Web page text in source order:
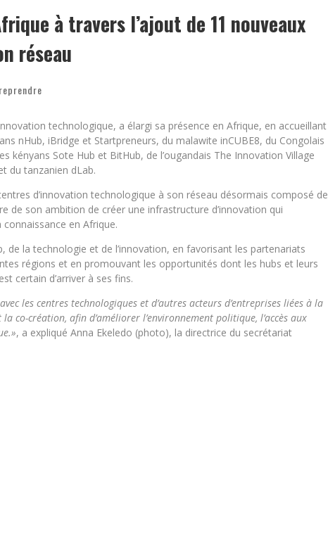
à travers l’ajout de 11 nouveaux
réseau
technologique, a élargi sa présence en Afrique, en accueillant
nHub, iBridge et Startpreneurs, du malawite inCUBE8, du Congolais
kényans Sote Hub et BitHub, de l’ougandais The Innovation Village
du tanzanien dLab.
d’innovation technologique à son réseau désormais composé de
de son ambition de créer une infrastructure d’innovation qui
en Afrique.
de la technologie et de l’innovation, en favorisant les partenariats
régions et en promouvant les opportunités dont les hubs et leurs
certain d’arriver à ses fins.
les centres technologiques et d’autres acteurs d’entreprises liées à la
co-création, afin d’améliorer l’environnement politique, l’accès aux
, a expliqué Anna Ekeledo (photo), la directrice du secrétariat